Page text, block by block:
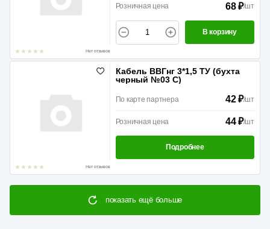
Нет отзывов
Розничная цена 68 ₽/шт
В корзину
Нет отзывов
Кабель ВВГнг 3*1,5 ТУ (бухта
черный №03 С)
По карте партнера 42 ₽/шт
Розничная цена 44 ₽/шт
Подробнее
показать ещё больше